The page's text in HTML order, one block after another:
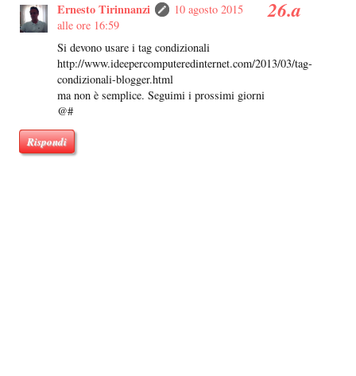
Ernesto Tirinnanzi
10 agosto 2015
alle ore 16:59
Si devono usare i tag condizionali
http://www.ideepercomputeredinternet.com/2013/03/tag-
condizionali-blogger.html
ma non è semplice. Seguimi i prossimi giorni
@#
Rispondi